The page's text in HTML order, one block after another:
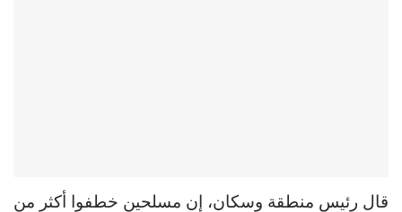
قال رئيس منطقة وسكان، إن مسلحين خطفوا أكثر من